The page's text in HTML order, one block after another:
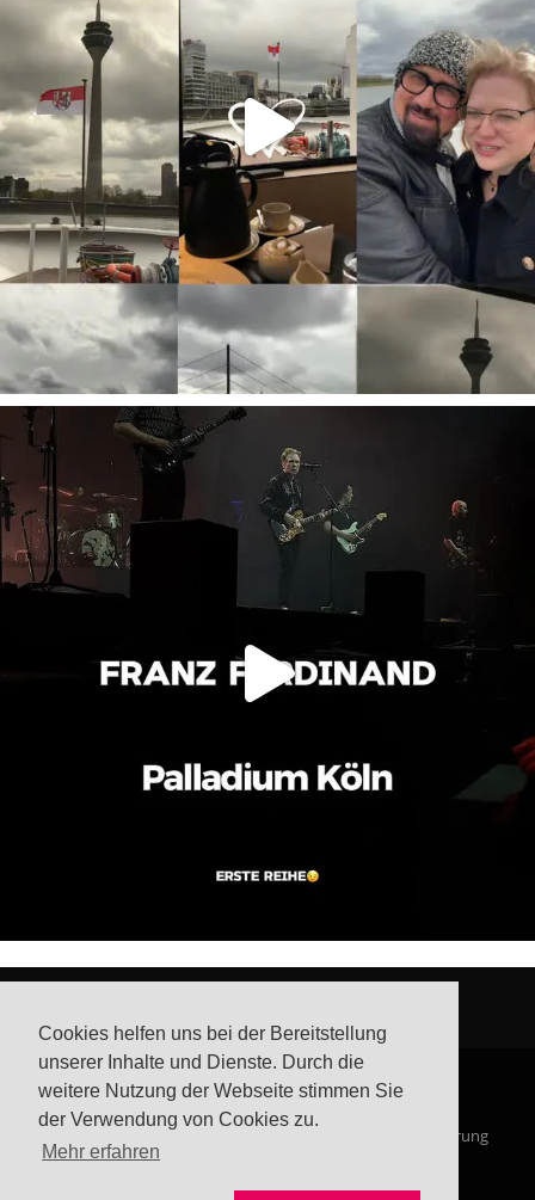
Cookies helfen uns bei der Bereitstellung
unserer Inhalte und Dienste. Durch die
weitere Nutzung der Webseite stimmen Sie
der Verwendung von Cookies zu.
Mehr erfahren
© Steffis Schreibsicht 2026 Datenschutzerklärung